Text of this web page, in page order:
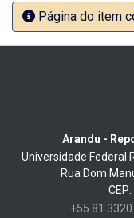
Página do item
Arandu -
Universidade Federal
Rua Dom
+55 81